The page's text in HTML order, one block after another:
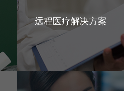
远程医疗解决方案